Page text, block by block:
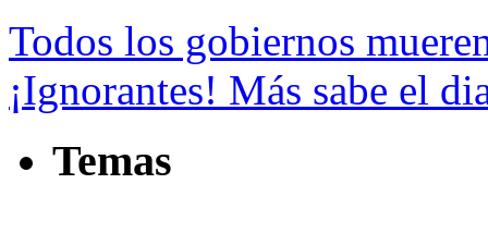
Todos los gobiernos
¡Ignorantes! Más sabe el
Temas